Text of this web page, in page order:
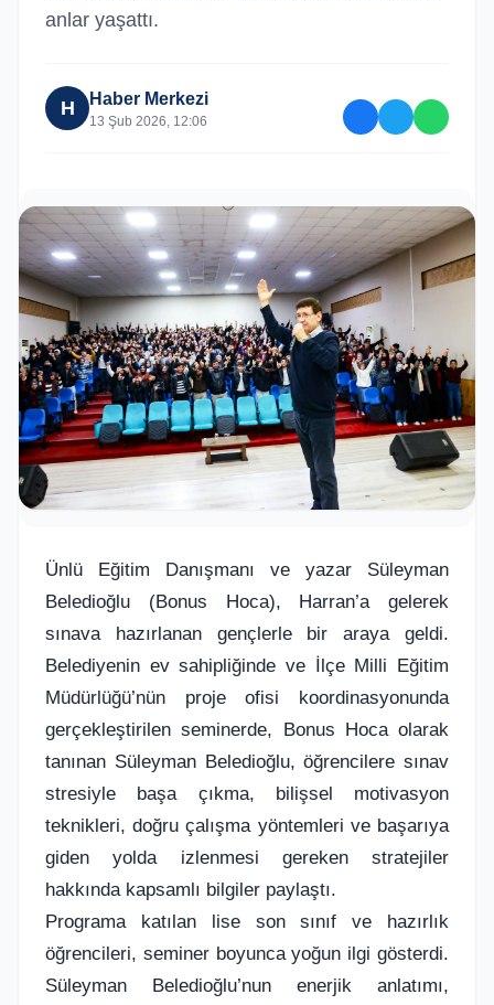
anlar yaşattı.
H Haber Merkezi
13 Şub 2026, 12:06
Ünlü Eğitim Danışmanı ve yazar Süleyman
Beledioğlu (Bonus Hoca), Harran’a gelerek
sınava hazırlanan gençlerle bir araya geldi.
Belediyenin ev sahipliğinde ve İlçe Milli Eğitim
Müdürlüğü’nün proje ofisi koordinasyonunda
gerçekleştirilen seminerde, Bonus Hoca olarak
tanınan Süleyman Beledioğlu, öğrencilere sınav
stresiyle başa çıkma, bilişsel motivasyon
teknikleri, doğru çalışma yöntemleri ve başarıya
giden yolda izlenmesi gereken stratejiler
hakkında kapsamlı bilgiler paylaştı.
Programa katılan lise son sınıf ve hazırlık
öğrencileri, seminer boyunca yoğun ilgi gösterdi.
Süleyman Beledioğlu’nun enerjik anlatımı,